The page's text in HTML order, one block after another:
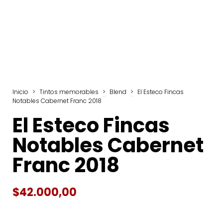
Inicio > Tintos memorables > Blend > El Esteco Fincas
Notables Cabernet Franc 2018
El Esteco Fincas
Notables Cabernet
Franc 2018
$42.000,00